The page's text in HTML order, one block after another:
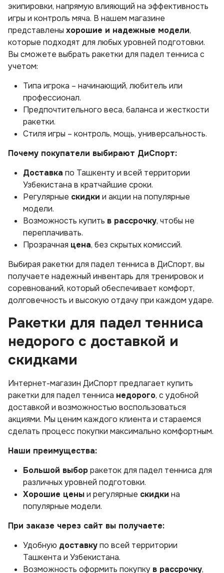
экипировки, напрямую влияющий на эффективность
игры и контроль мяча. В нашем магазине
представлены хорошие и надежные модели,
которые подходят для любых уровней подготовки.
Вы сможете выбрать ракетки для падел тенниса с
учетом:
Типа игрока – начинающий, любитель или
профессионал.
Предпочтительного веса, баланса и жесткости
ракетки.
Стиля игры – контроль, мощь, универсальность.
Почему покупатели выбирают ДиСпорт:
Доставка по Ташкенту и всей территории
Узбекистана в кратчайшие сроки.
Регулярные скидки и акции на популярные
модели.
Возможность купить в рассрочку, чтобы не
переплачивать.
Прозрачная цена, без скрытых комиссий.
Выбирая ракетки для падел тенниса в ДиСпорт, вы
получаете надежный инвентарь для тренировок и
соревнований, который обеспечивает комфорт,
долговечность и высокую отдачу при каждом ударе.
Ракетки для падел тенниса
недорого с доставкой и
скидками
Интернет-магазин ДиСпорт предлагает купить
ракетки для падел тенниса недорого, с удобной
доставкой и возможностью воспользоваться
акциями. Мы ценим каждого клиента и стараемся
сделать процесс покупки максимально комфортным.
Наши преимущества:
Большой выборракеток для падел тенниса для
различных уровней подготовки.
Хорошие ценыи регулярные скидки на
популярные модели.
При заказе через сайт вы получаете:
Удобную доставкупо всей территории
Ташкента и Узбекистана.
Возможность оформить покупку в рассрочку,